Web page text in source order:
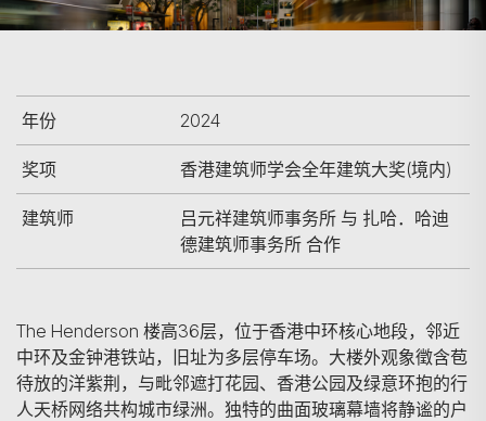
年份 2024
奖项 香港建筑师学会全年建筑大奖(境内)
建筑师
吕元祥建筑师事务所 与 扎哈．哈迪
德建筑师事务所 合作
The Henderson 楼高36层，位于香港中环核心地段，邻近
中环及金钟港铁站，旧址为多层停车场。大楼外观象徵含苞
待放的洋紫荆，与毗邻遮打花园、香港公园及绿意环抱的行
人天桥网络共构城市绿洲。独特的曲面玻璃幕墙将静谧的户